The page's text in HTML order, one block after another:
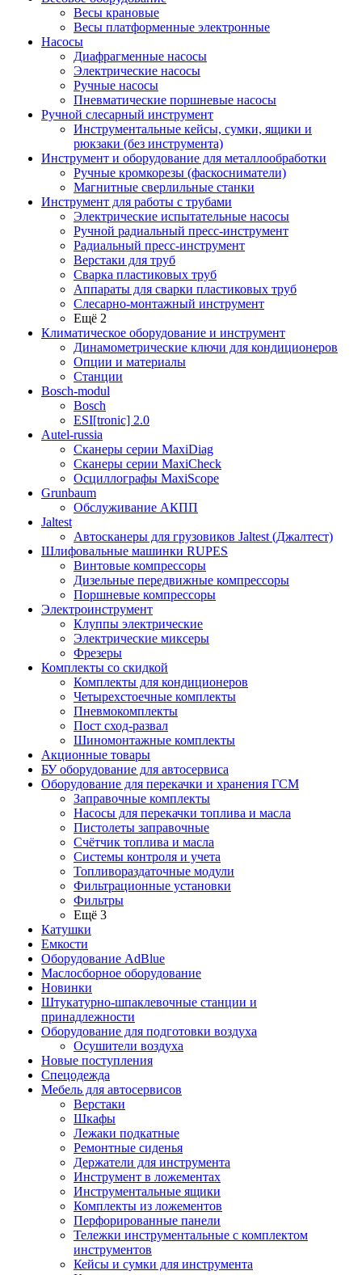
Весы крановые
Весы платформенные электронные
Насосы
Диафрагменные насосы
Электрические насосы
Ручные насосы
Пневматические поршневые насосы
Ручной слесарный инструмент
Инструментальные кейсы, сумки, ящики и
рюкзаки (без инструмента)
Инструмент и оборудование для металлообработки
Ручные кромкорезы (фаскосниматели)
Магнитные сверлильные станки
Инструмент для работы с трубами
Электрические испытательные насосы
Ручной радиальный пресс-инструмент
Радиальный пресс-инструмент
Верстаки для труб
Сварка пластиковых труб
Аппараты для сварки пластиковых труб
Слесарно-монтажный инструмент
Ещё 2
Климатическое оборудование и инструмент
Динамометрические ключи для кондиционеров
Опции и материалы
Станции
Bosch-modul
Bosch
ESI[tronic] 2.0
Autel-russia
Сканеры серии MaxiDiag
Сканеры серии MaxiCheck
Осциллографы MaxiScope
Grunbaum
Обслуживание АКПП
Jaltest
Автосканеры для грузовиков Jaltest (Джалтест)
Шлифовальные машинки RUPES
Винтовые компрессоры
Дизельные передвижные компрессоры
Поршневые компрессоры
Электроинструмент
Клуппы электрические
Электрические миксеры
Фрезеры
Комплекты со скидкой
Комплекты для кондиционеров
Четырехстоечные комплекты
Пневмокомплекты
Пост сход-развал
Шиномонтажные комплекты
Акционные товары
БУ оборудование для автосервиса
Оборудование для перекачки и хранения ГСМ
Заправочные комплекты
Насосы для перекачки топлива и масла
Пистолеты заправочные
Счётчик топлива и масла
Системы контроля и учета
Топливораздаточные модули
Фильтрационные установки
Фильтры
Ещё 3
Катушки
Емкости
Оборудование AdBlue
Маслосборное оборудование
Новинки
Штукатурно-шпаклевочные станции и
принадлежности
Оборудование для подготовки воздуха
Осушители воздуха
Новые поступления
Спецодежда
Мебель для автосервисов
Верстаки
Шкафы
Лежаки подкатные
Ремонтные сиденья
Держатели для инструмента
Инструмент в ложементах
Инструментальные ящики
Комплекты из ложементов
Перфорированные панели
Тележки инструментальные с комплектом
инструментов
Кейсы и сумки для инструмента